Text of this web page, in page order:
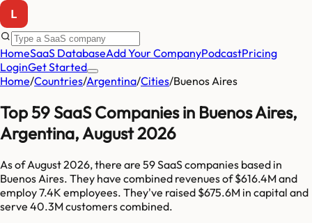
HomeSaaS DatabaseAdd Your CompanyPodcastPricing
LoginGet Started
Home/Countries/Argentina/Cities/Buenos Aires
Top59SaaS Companies in Buenos Aires,
Argentina, August 2026
As ofAugust 2026, there are 59SaaS companies based in
Buenos Aires. They have combined revenues of$616.4Mand
employ7.4K employees. They've raised $675.6M in capital and
serve 40.3Mcustomers combined.